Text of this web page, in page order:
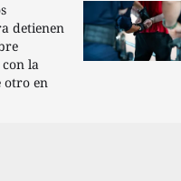
detienen
la
otro en